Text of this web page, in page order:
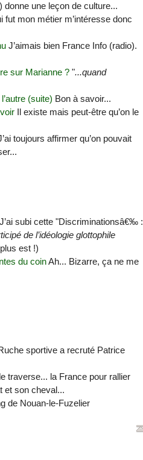
une leçon de culture...
fut mon métier m’intéresse donc
J’aimais bien France Info (radio).
sur Marianne ?"...quand
(suite) Bon à savoir...
Il existe mais peut-être qu’on le
toujours affirmer qu’on pouvait
subi cette "Discriminationsâ€‰ :
de l’idéologie glottophile
est !)
du coinAh... Bizarre, ça ne me
sportive a recruté Patrice
traverse... la France pour rallier
et son cheval...
de Nouan-le-Fuzelier